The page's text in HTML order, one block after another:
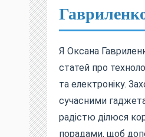
Я Оксана
статей про
та електроніку.
сучасними
радістю ділюся
порадами, щоб